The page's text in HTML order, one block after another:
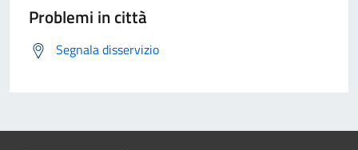
Problemi in città
Segnala disservizio